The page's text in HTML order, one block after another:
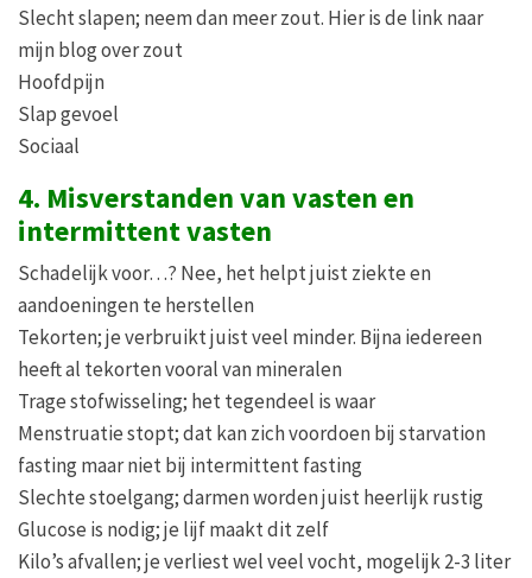
Slecht slapen; neem dan meer zout. Hier is de link naar
mijn blog over zout
Hoofdpijn
Slap gevoel
Sociaal
4. Misverstanden van vasten en
intermittent vasten
Schadelijk voor…? Nee, het helpt juist ziekte en
aandoeningen te herstellen
Tekorten; je verbruikt juist veel minder. Bijna iedereen
heeft al tekorten vooral van mineralen
Trage stofwisseling; het tegendeel is waar
Menstruatie stopt; dat kan zich voordoen bij starvation
fasting maar niet bij intermittent fasting
Slechte stoelgang; darmen worden juist heerlijk rustig
Glucose is nodig; je lijf maakt dit zelf
Kilo’s afvallen; je verliest wel veel vocht, mogelijk 2-3 liter